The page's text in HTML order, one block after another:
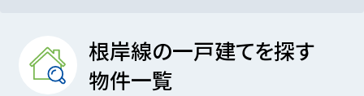
根岸線の一戸建てを探す
物件一覧